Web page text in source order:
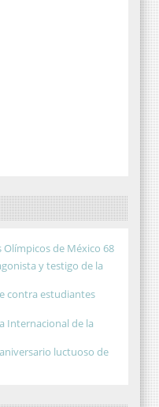
Olímpicos de México 68
y testigo de la
contra estudiantes
Internacional de la
luctuoso de